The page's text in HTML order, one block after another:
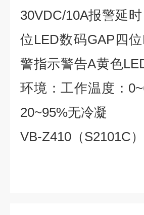
30VDC/10A报警延
位LED数码GAP四
警指示警告A黄色
环境：工作温度：
20~95%无冷凝
VB-Z410（S2101C